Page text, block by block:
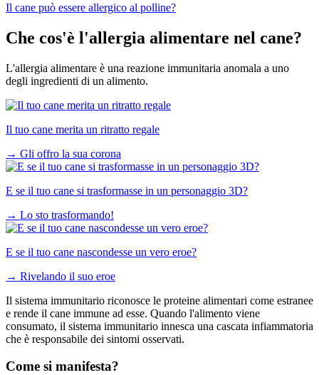
Il cane può essere allergico al polline?
Che cos'è l'allergia alimentare nel cane?
L'allergia alimentare è una reazione immunitaria anomala a uno
degli ingredienti di un alimento.
Il tuo cane merita un ritratto regale
→ Gli offro la sua corona
E se il tuo cane si trasformasse in un personaggio 3D?
→ Lo sto trasformando!
E se il tuo cane nascondesse un vero eroe?
→ Rivelando il suo eroe
Il sistema immunitario riconosce le proteine alimentari come estranee
e rende il cane immune ad esse. Quando l'alimento viene
consumato, il sistema immunitario innesca una cascata infiammatoria
che è responsabile dei sintomi osservati.
Come si manifesta?